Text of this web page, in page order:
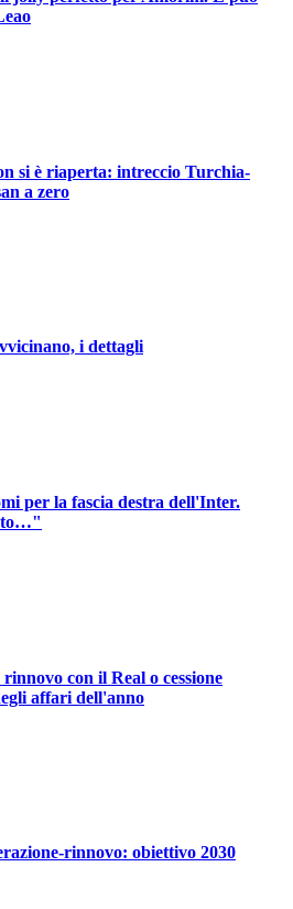
si è riaperta: intreccio Turchia-
a zero
i dettagli
per la fascia destra dell'Inter.
con il Real o cessione
affari dell'anno
rinnovo: obiettivo 2030